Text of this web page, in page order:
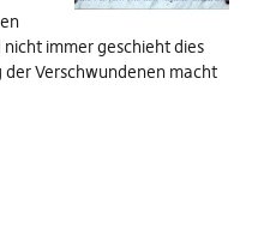
immer geschieht dies
Verschwundenen macht